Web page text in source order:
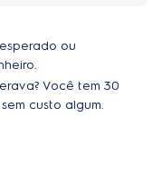
ou
Você tem 30
custo algum.